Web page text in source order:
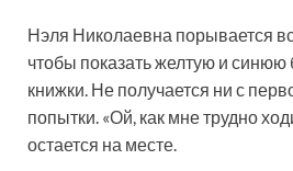
Нэля Николаевна порывается
чтобы показать желтую и
книжки. Не получается ни с
попытки. «Ой, как мне трудно
остается на месте.